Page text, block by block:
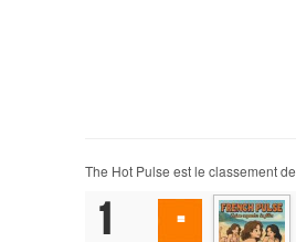
The Hot Pulse est le classement
1 =